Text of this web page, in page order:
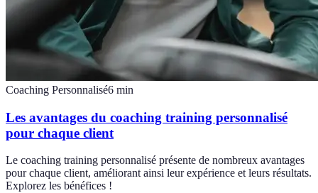
Coaching Personnalisé6 min
Les avantages du coaching training personnalisé
pour chaque client
Le coaching training personnalisé présente de nombreux avantages
pour chaque client, améliorant ainsi leur expérience et leurs résultats.
Explorez les bénéfices !